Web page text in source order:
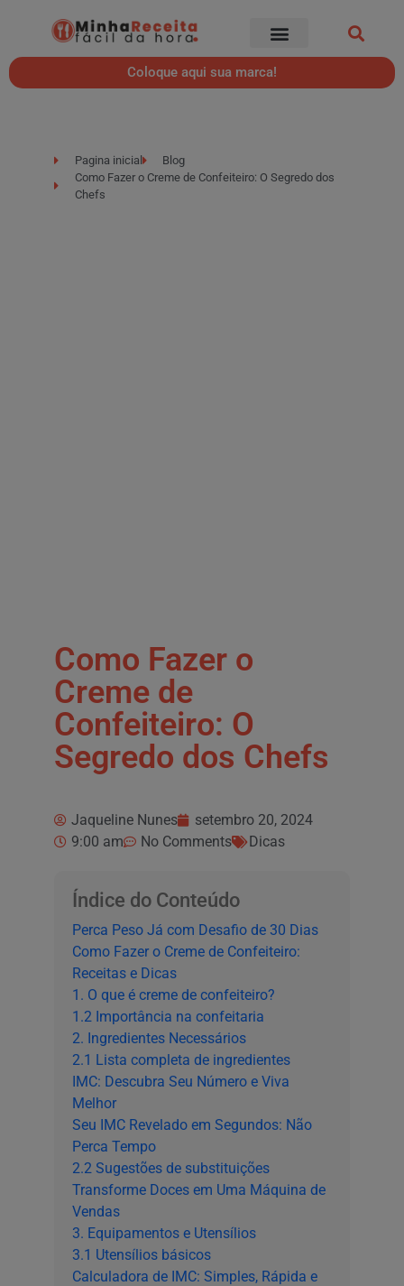
Coloque aqui sua marca!
Pagina inicial
Blog
Como Fazer o Creme de Confeiteiro: O Segredo dos
Chefs
Como Fazer o
Creme de
Confeiteiro: O
Segredo dos Chefs
Jaqueline Nunes
setembro 20, 2024
9:00 am
No Comments Dicas
Índice do Conteúdo
Perca Peso Já com Desafio de 30 Dias
Como Fazer o Creme de Confeiteiro:
Receitas e Dicas
1. O que é creme de confeiteiro?
1.2 Importância na confeitaria
2. Ingredientes Necessários
2.1 Lista completa de ingredientes
IMC: Descubra Seu Número e Viva
Melhor
Seu IMC Revelado em Segundos: Não
Perca Tempo
2.2 Sugestões de substituições
Transforme Doces em Uma Máquina de
Vendas
3. Equipamentos e Utensílios
3.1 Utensílios básicos
Calculadora de IMC: Simples, Rápida e